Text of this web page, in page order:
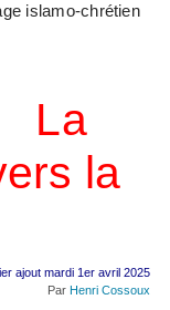
islamo-chrétien
La
la
ajout mardi 1er avril 2025
Par Henri Cossoux